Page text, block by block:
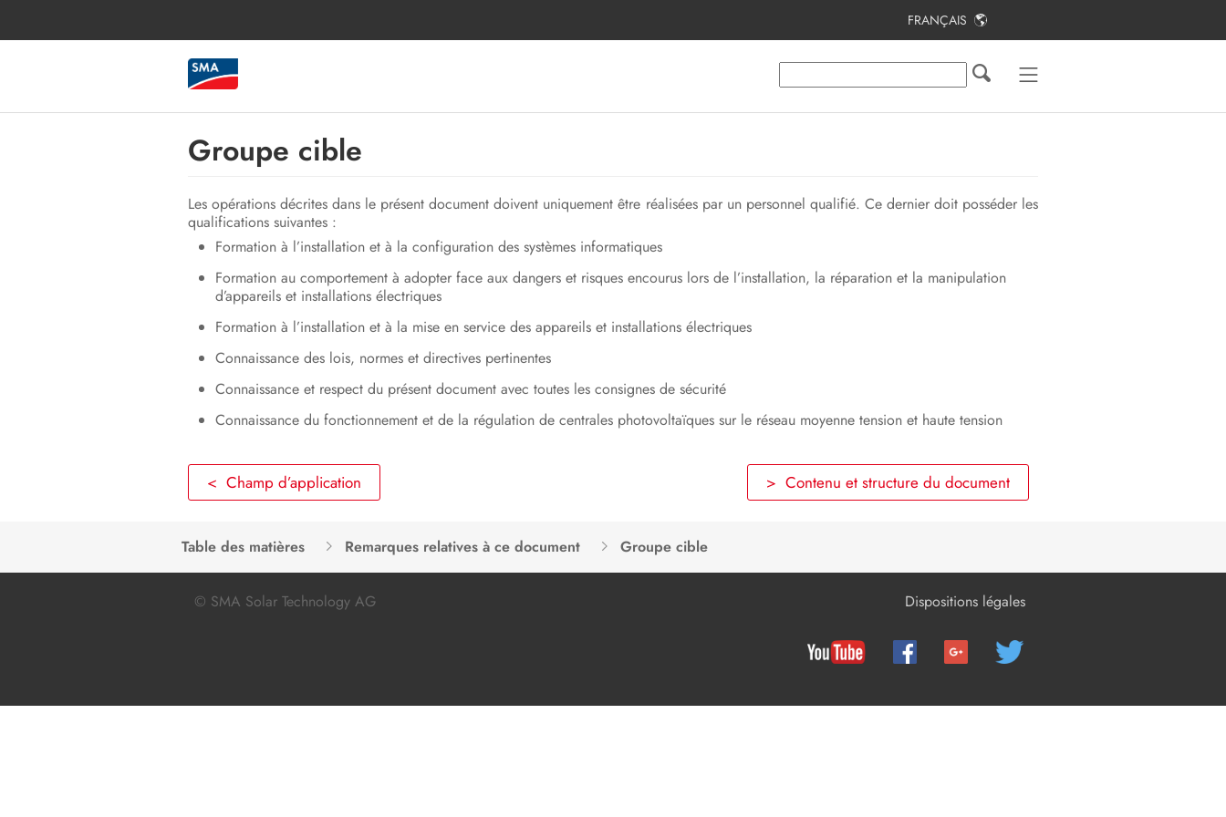
FRANÇAIS
Groupe cible
Les opérations décrites dans le présent document doivent uniquement être réalisées par un personnel qualifié. Ce dernier doit posséder les
qualifications suivantes :
Formation à l’installation et à la configuration des systèmes informatiques
Formation au comportement à adopter face aux dangers et risques encourus lors de l’installation, la réparation et la manipulation
d’appareils et installations électriques
Formation à l’installation et à la mise en service des appareils et installations électriques
Connaissance des lois, normes et directives pertinentes
Connaissance et respect du présent document avec toutes les consignes de sécurité
Connaissance du fonctionnement et de la régulation de centrales photovoltaïques sur le réseau moyenne tension et haute tension
< Champ d’application > Contenu et structure du document
Table des matières Remarques relatives à ce document Groupe cible
© SMA Solar Technology AG Dispositions légales
Table des matières
Vue d’ensemble des produits
Raccordement
Recherche d’erreurs
Caractéristiques techniques
Déclaration de conformité UE
Informations sur le respect des
spécifications